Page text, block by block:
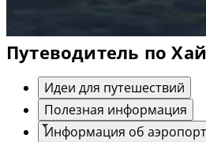
Путеводитель по
Идеи для путешествий
Полезная информация
Информация об